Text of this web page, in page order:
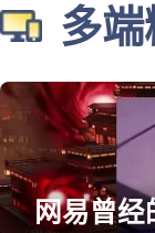
多
网易曾经